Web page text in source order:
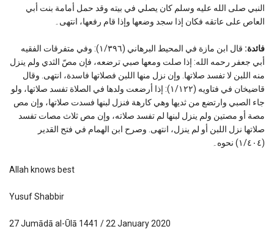
النبي صلى الله عليه وسلم كان يصلي في بيته وقد حمل أمامة بنت أبي
العاص على عاتقه فكان إذا سجد وضعها وإذا قام رفعها، انتهى۔
فائدة:
قال ابن مازة في المحيط البرهاني (١/٣٩٦): وفي متفرقات الفقيه
أبي جعفر رحمه الله: إذا صلت ومعها صبي ترضعه، فإن مصّ الثدي ولم ينزل
منه اللبن لا تفسد صلاتها. وإن نزل منها اللبن فصلاتها فاسدة، انتهى. وقال
قاضيخان في فتاويه (١/١٢٢): إذا أرضعت ولدها في الصلاة تفسد صلاتها، ولو
جاء الصبي وارتضع من ثديها وهي كارهة فنزل لبنها فسدت صلاتها، وإن مص
مصة أو مصتين ولم ينزل لبنها لم تفسد صلاته، وإن مص ثلاث مصات تفسد
صلاتها نزل اللبن أو لم ينزل، انتهى. وصرح ابن الهمام في فتح القدير
(١/٤٠٤) نحوه۔
Allah knows best
Yusuf Shabbir
27 Jumādā al-Ūlā 1441 / 22 January 2020